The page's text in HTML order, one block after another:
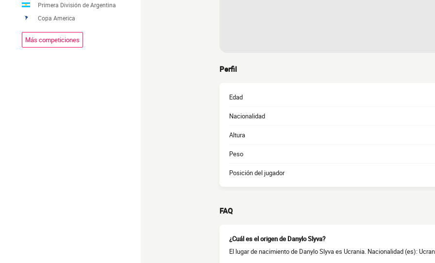
Primera División de Argentina
Copa America
Más competiciones
Perfil
Edad
Nacionalidad
Altura
Peso
Posición del jugador
FAQ
¿Cuál es el origen de Danylo Slyva?
El lugar de nacimiento de Danylo Slyva es Ucrania. Nacionalidad (es):